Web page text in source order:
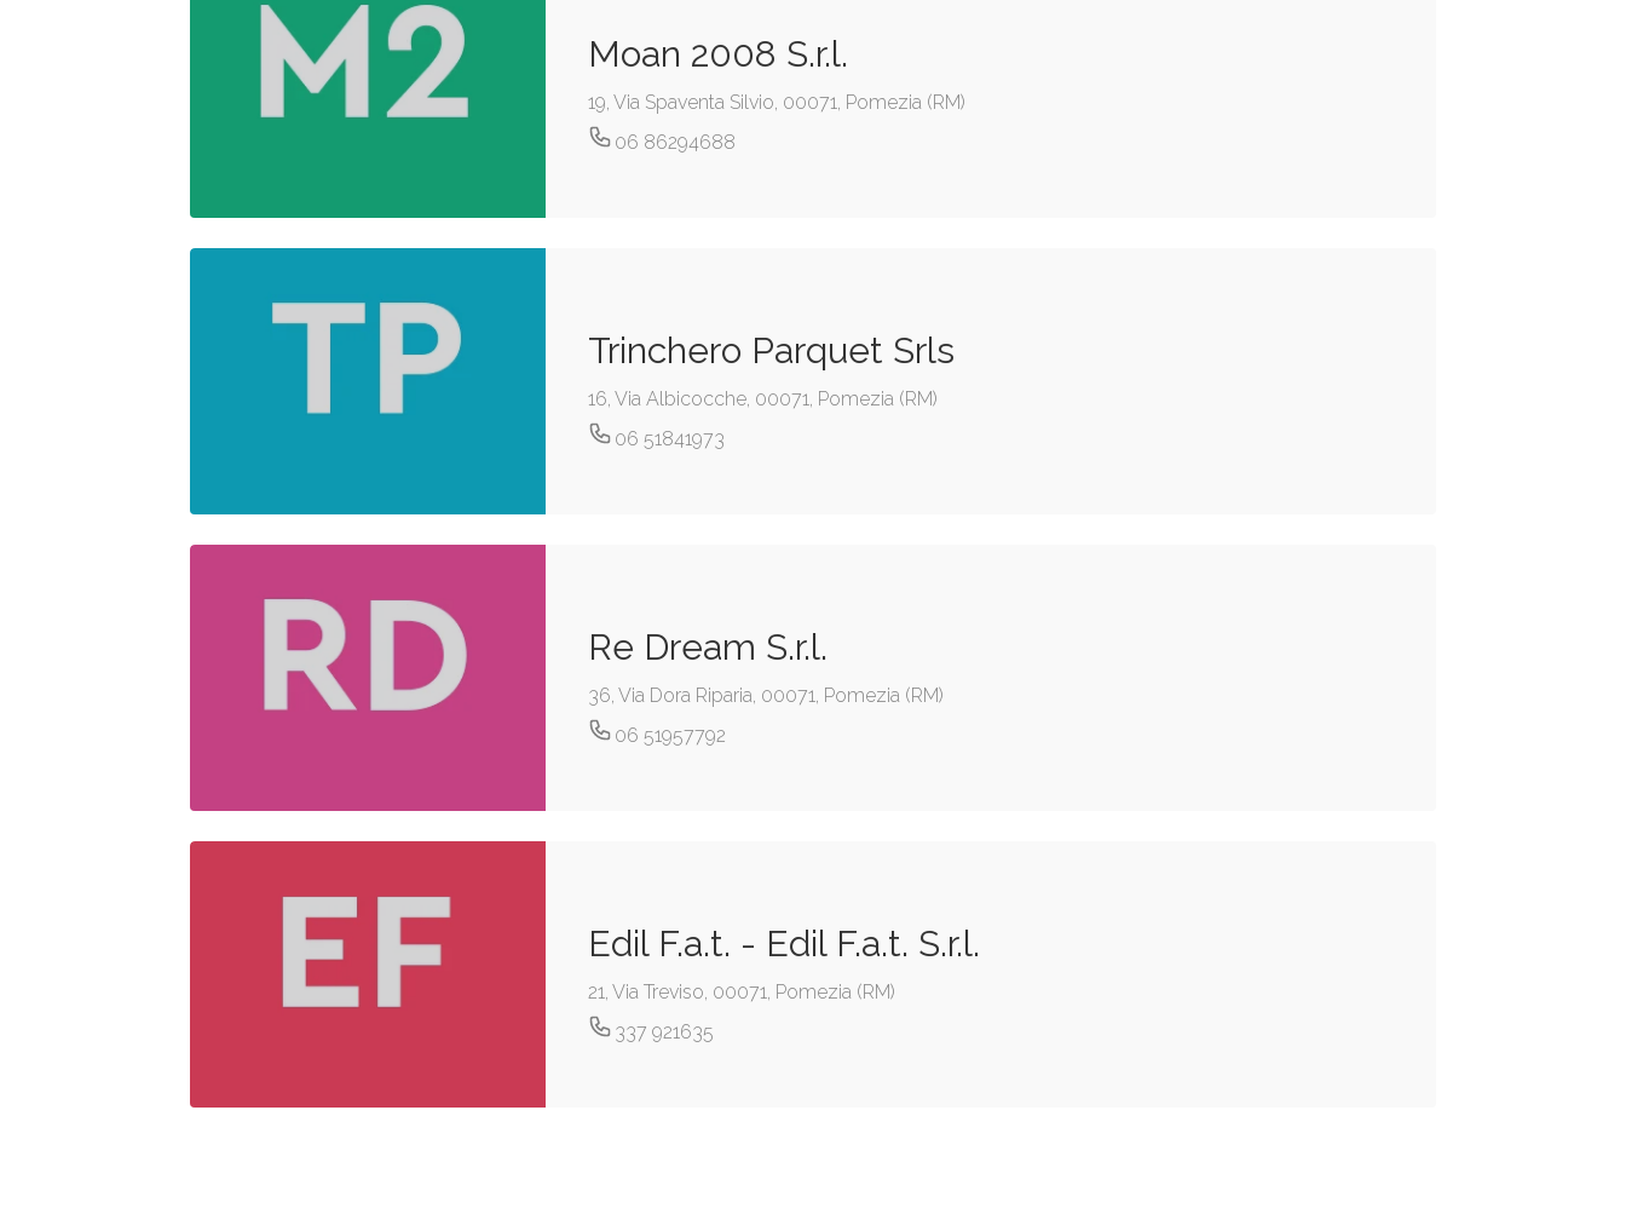
Moan 2008 S.r.l.
19, Via Spaventa Silvio, 00071, Pomezia (RM)
06 86294688
Trinchero Parquet Srls
16, Via Albicocche, 00071, Pomezia (RM)
06 51841973
Re Dream S.r.l.
36, Via Dora Riparia, 00071, Pomezia (RM)
06 51957792
Edil F.a.t. - Edil F.a.t. S.r.l.
21, Via Treviso, 00071, Pomezia (RM)
337 921635